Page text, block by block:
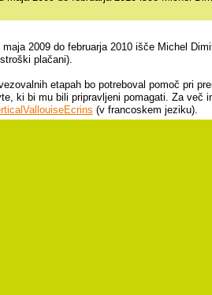
maja 2009 do februarja 2010 išče Michel
plačani).
etapah bo potreboval pomoč pri
ki bi mu bili pripravljeni pomagati. Za več
(v francoskem jeziku).